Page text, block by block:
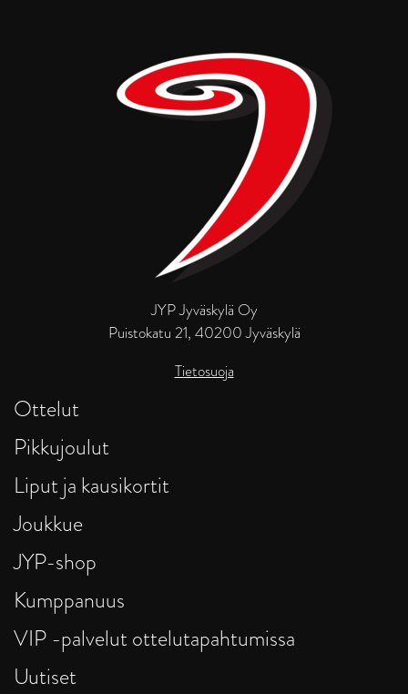
JYP Jyväskylä Oy
Puistokatu 21, 40200 Jyväskylä
Tietosuoja
Ottelut
Pikkujoulut
Liput ja kausikortit
Joukkue
JYP-shop
Kumppanuus
VIP -palvelut ottelutapahtumissa
Uutiset